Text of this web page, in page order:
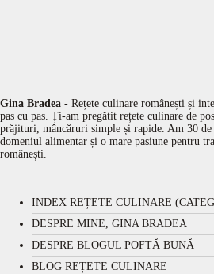
Gina Bradea - Rețete culinare românești și
pas cu pas. Ți-am pregătit rețete culinare de
prăjituri, mâncăruri simple și rapide. Am 30 de
domeniul alimentar și o mare pasiune pentru
românești.
INDEX REȚETE CULINARE
DESPRE MINE, GINA BRADEA
DESPRE BLOGUL POFTĂ BUNĂ
BLOG REȚETE CULINARE